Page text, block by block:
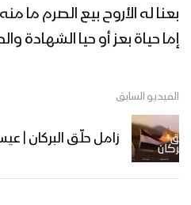
مونتاج زامل |
1440
بعنا له الأروح بيع الصرم ما
إما حياة بعز أو حيا الشهادة
الفيديو السابق
زامل حلّق البركان | عيسى